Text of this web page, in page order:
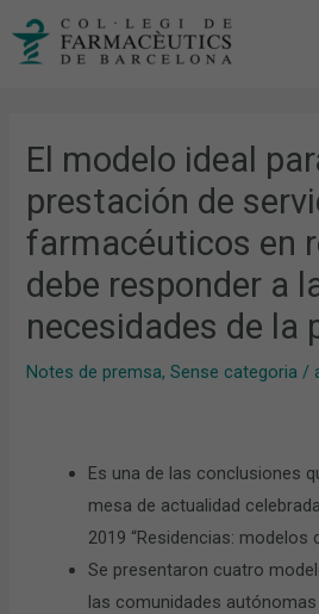
El modelo ideal
prestación de
farmacéuticos en
debe responder a
necesidades de la
Notes de premsa,Sense categoria /
Es una de las conclusiones
mesa de actualidad
2019 “Residencias: modelos
Se presentaron cuatro
las comunidades autónomas